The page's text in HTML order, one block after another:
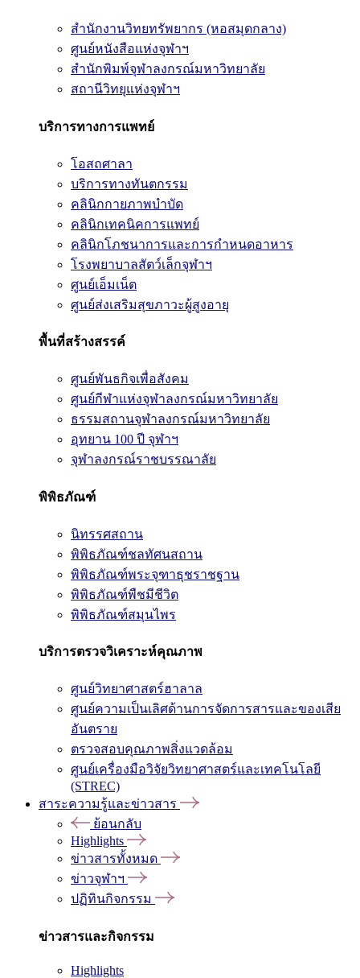
สำนักงานวิทยทรัพยากร (หอสมุดกลาง)
ศูนย์หนังสือแห่งจุฬาฯ
สำนักพิมพ์จุฬาลงกรณ์มหาวิทยาลัย
สถานีวิทยุแห่งจุฬาฯ
บริการทางการแพทย์
โอสถศาลา
บริการทางทันตกรรม
คลินิกกายภาพบำบัด
คลินิกเทคนิคการแพทย์
คลินิกโภชนาการและการกำหนดอาหาร
โรงพยาบาลสัตว์เล็กจุฬาฯ
ศูนย์เอ็มเน็ต
ศูนย์ส่งเสริมสุขภาวะผู้สูงอายุ
พื้นที่สร้างสรรค์
ศูนย์พันธกิจเพื่อสังคม
ศูนย์กีฬาแห่งจุฬาลงกรณ์มหาวิทยาลัย
ธรรมสถานจุฬาลงกรณ์มหาวิทยาลัย
อุทยาน 100 ปี จุฬาฯ
จุฬาลงกรณ์ราชบรรณาลัย
พิพิธภัณฑ์
นิทรรศสถาน
พิพิธภัณฑ์ชลทัศนสถาน
พิพิธภัณฑ์พระจุฑาธุชราชฐาน
พิพิธภัณฑ์พืชมีชีวิต
พิพิธภัณฑ์สมุนไพร
บริการตรวจวิเคราะห์คุณภาพ
ศูนย์วิทยาศาสตร์ฮาลาล
ศูนย์ความเป็นเลิศด้านการจัดการสารและของเสีย
อันตราย
ตรวจสอบคุณภาพสิ่งแวดล้อม
ศูนย์เครื่องมือวิจัยวิทยาศาสตร์และเทคโนโลยี
(STREC)
สาระความรู้และข่าวสาร
ย้อนกลับ
Highlights
ข่าวสารทั้งหมด
ข่าวจุฬาฯ
ปฏิทินกิจกรรม
ข่าวสารและกิจกรรม
Highlights